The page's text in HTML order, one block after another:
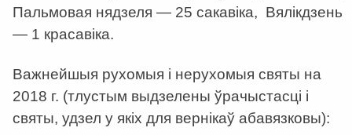
Пальмовая нядзеля — 25 сакавіка, Вялікдзень
— 1 красавіка.
Важнейшыя рухомыя і нерухомыя святы на
2018 г. (тлустым выдзелены ўрачыстасці і
святы, удзел у якіх для вернікаў абавязковы):